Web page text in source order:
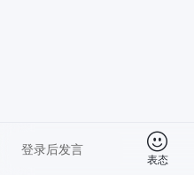
登录后发言
表态